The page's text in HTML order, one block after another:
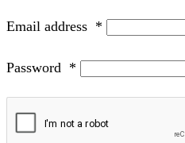
Email address *
Password *